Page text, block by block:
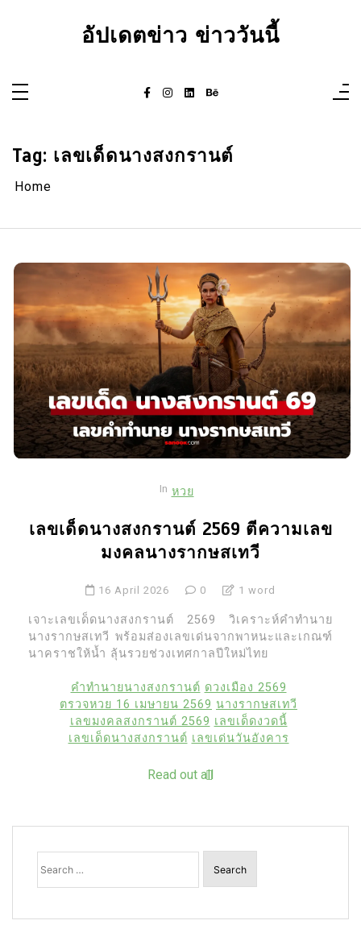
อัปเดตข่าว ข่าววันนี้
Tag: เลขเด็ดนางสงกรานต์
Home
In หวย
เลขเด็ดนางสงกรานต์ 2569 ตีความเลข
มงคลนางรากษสเทวี
16 April 2026 0 1 word
เจาะเลขเด็ดนางสงกรานต์ 2569 วิเคราะห์คำทำนาย
นางรากษสเทวี พร้อมส่องเลขเด่นจากพาหนะและเกณฑ์
นาคราชให้น้ำ ลุ้นรวยช่วงเทศกาลปีใหม่ไทย
คำทำนายนางสงกรานต์ ดวงเมือง 2569
ตรวจหวย 16 เมษายน 2569 นางรากษสเทวี
เลขมงคลสงกรานต์ 2569 เลขเด็ดงวดนี้
เลขเด็ดนางสงกรานต์ เลขเด่นวันอังคาร
Read out all
Search
for: